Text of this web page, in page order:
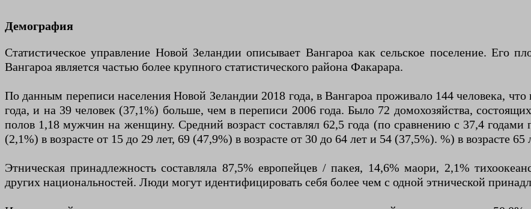
Демография
Статистическое управление Новой Зеландии описывает Вангароа как сельское поселение. Его
Вангароа является частью более крупного статистического района Факарара.
По данным переписи населения Новой Зеландии 2018 года, в Вангароа проживало 144 человека,
года, и на 39 человек (37,1%) больше, чем в переписи 2006 года. Было 72 домохозяйства,
полов 1,18 мужчин на женщину. Средний возраст составлял 62,5 года (по сравнению с 37,4 годами
(2,1%) в возрасте от 15 до 29 лет, 69 (47,9%) в возрасте от 30 до 64 лет и 54 (37,5%). %) в возрасте 65
Этническая принадлежность составляла 87,5% европейцев / пакея, 14,6% маори, 2,1%
других национальностей. Люди могут идентифицировать себя более чем с одной этнической